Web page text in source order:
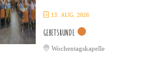
13. AUG. 2026
GEBETSRUNDE
Wochentagskapelle